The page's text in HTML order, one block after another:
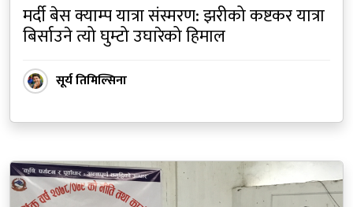
मर्दी बेस क्याम्प यात्रा संस्मरण: झरीको कष्टकर यात्रा
बिर्साउने त्यो घुम्टो उघारेको हिमाल
सूर्य तिमिल्सिना